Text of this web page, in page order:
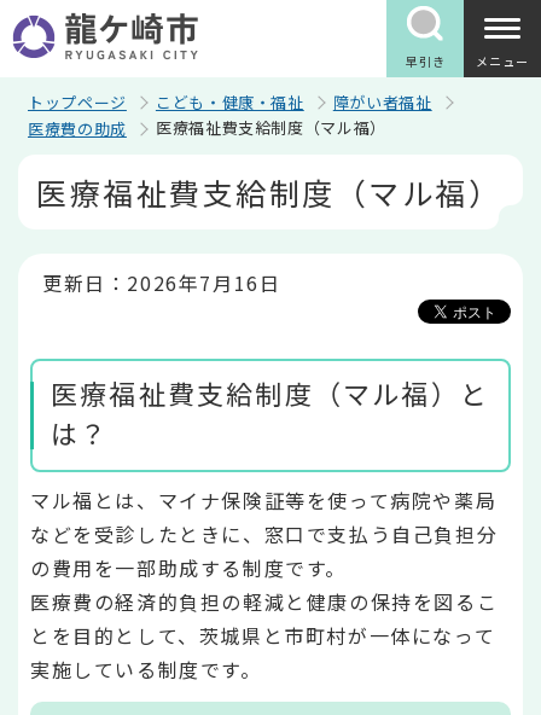
の
ペ
早引き メニュー
トップページ こども・健康・福祉
障がい者福祉
医療費の助成
医療福祉費支給制度（マル福）
医療福祉費支給制度（マル福）
更新日：2026年7月16日
医療福祉費支給制度（マル福）と
は？
マル福とは、マイナ保険証等を使って病院や薬局
などを受診したときに、窓口で支払う自己負担分
の費用を一部助成する制度です。
医療費の経済的負担の軽減と健康の保持を図るこ
とを目的として、茨城県と市町村が一体になって
実施している制度です。